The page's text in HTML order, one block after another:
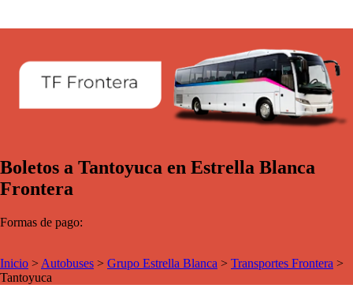
Boletos a Tantoyuca en Estrella Blanca
Frontera
Formas de pago:
Inicio > Autobuses > Grupo Estrella Blanca > Transportes Frontera >
Tantoyuca